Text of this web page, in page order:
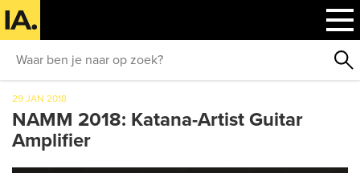
29 JAN 2018
NAMM 2018: Katana-Artist Guitar
Amplifier